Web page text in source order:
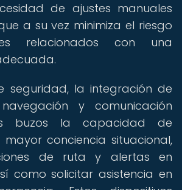
de ajustes manuales
a su vez minimiza el riesgo
relacionados con una
seguridad, la integración de
y comunicación
buzos la capacidad de
conciencia situacional,
de ruta y alertas en
como solicitar asistencia en